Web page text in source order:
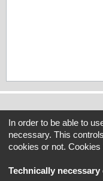
REVLIMITER.IT e i suoi
derivati sono di
In order to be able to
necessary. This
cookies or not.
Technically